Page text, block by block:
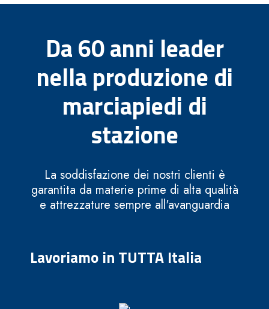
Da 60 anni leader
nella produzione di
marciapiedi di
stazione
La soddisfazione dei nostri clienti è
garantita da materie prime di alta qualità
e attrezzature sempre all'avanguardia
Lavoriamo in TUTTA Italia